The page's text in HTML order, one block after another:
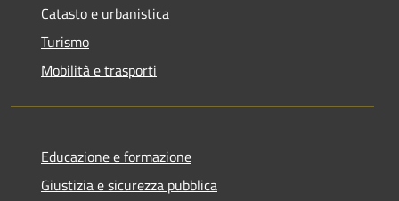
Catasto e urbanistica
Turismo
Mobilità e trasporti
Educazione e formazione
Giustizia e sicurezza pubblica